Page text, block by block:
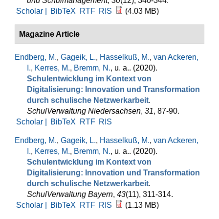
Scholar |
BibTeX RTF RIS (4.03 MB)
Magazine Article
Endberg, M., Gageik, L., Hasselkuß, M., van Ackeren,
I., Kerres, M., Bremm, N., u. a.. (2020).
Schulentwicklung im Kontext von
Digitalisierung: Innovation und Transformation
durch schulische Netzwerkarbeit.
SchulVerwaltung Niedersachsen, 31, 87-90.
Scholar |
BibTeX RTF RIS
Endberg, M., Gageik, L., Hasselkuß, M., van Ackeren,
I., Kerres, M., Bremm, N., u. a.. (2020).
Schulentwicklung im Kontext von
Digitalisierung: Innovation und Transformation
durch schulische Netzwerkarbeit.
SchulVerwaltung Bayern, 43(11), 311-314.
Scholar |
BibTeX RTF RIS (1.13 MB)